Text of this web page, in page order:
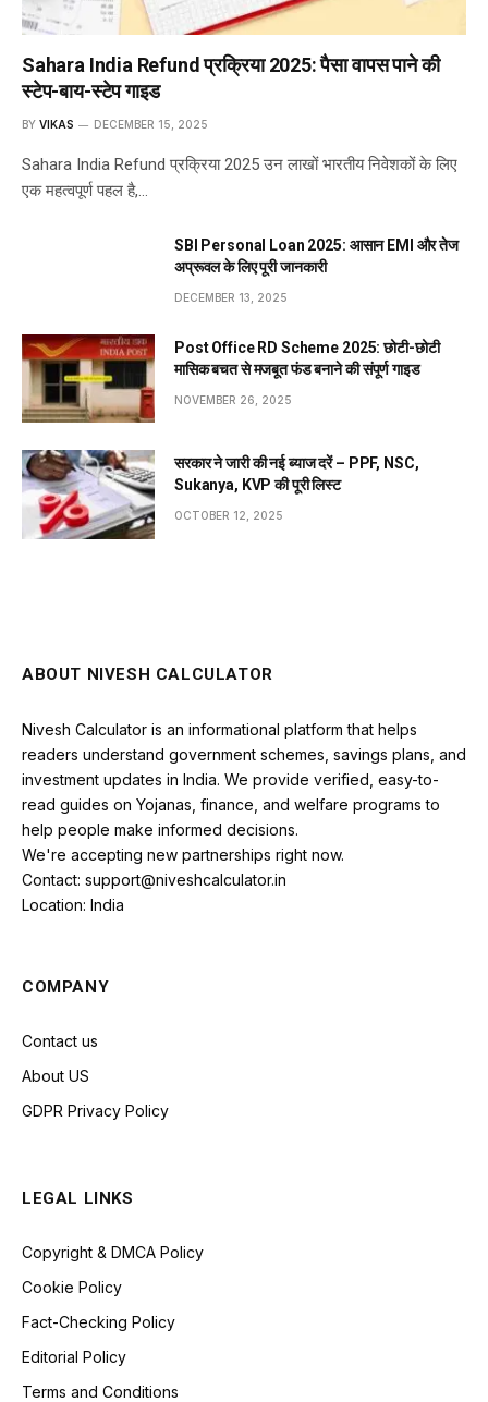
Sahara India Refund प्रक्रिया 2025: पैसा वापस पाने की
स्टेप-बाय-स्टेप गाइड
BY VIKAS DECEMBER 15, 2025
Sahara India Refund प्रक्रिया 2025 उन लाखों भारतीय निवेशकों के लिए
एक महत्वपूर्ण पहल है,…
SBI Personal Loan 2025: आसान EMI और तेज
अप्रूवल के लिए पूरी जानकारी
DECEMBER 13, 2025
Post Office RD Scheme 2025: छोटी-छोटी
मासिक बचत से मजबूत फंड बनाने की संपूर्ण गाइड
NOVEMBER 26, 2025
सरकार ने जारी की नई ब्याज दरें – PPF, NSC,
Sukanya, KVP की पूरी लिस्ट
OCTOBER 12, 2025
ABOUT NIVESH CALCULATOR
Nivesh Calculator is an informational platform that helps
readers understand government schemes, savings plans, and
investment updates in India. We provide verified, easy-to-
read guides on Yojanas, finance, and welfare programs to
help people make informed decisions.
We're accepting new partnerships right now.
Contact: support@niveshcalculator.in
Location: India
COMPANY
Contact us
About US
GDPR Privacy Policy
LEGAL LINKS
Copyright & DMCA Policy
Cookie Policy
Fact-Checking Policy
Editorial Policy
Terms and Conditions